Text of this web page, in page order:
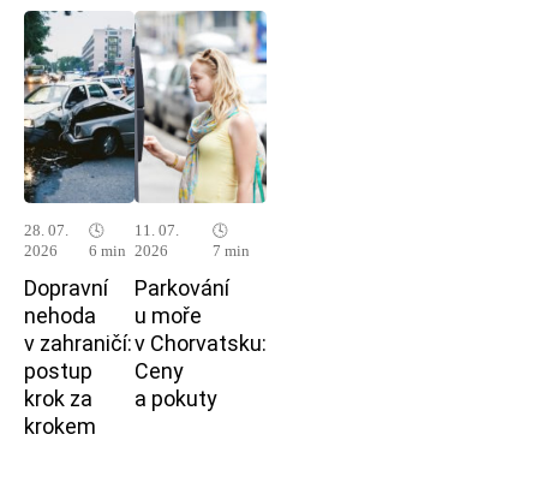
28. 07.
2026
🕓
6 min
Dopravní
nehoda
v zahraničí:
postup
krok za
krokem
11. 07.
2026
🕓
7 min
Parkování
u moře
v Chorvatsku:
Ceny
a pokuty